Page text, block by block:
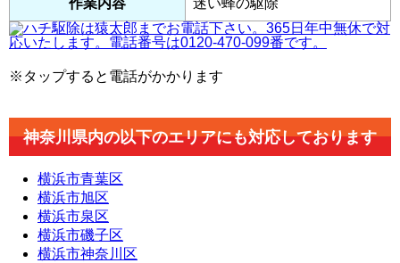
※タップすると電話がかかります
神奈川県内の以下のエリアにも対応しております
横浜市青葉区
横浜市旭区
横浜市泉区
横浜市磯子区
横浜市神奈川区